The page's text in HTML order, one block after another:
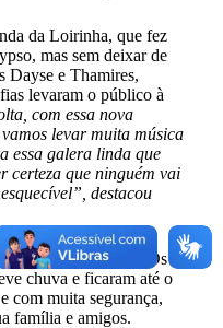
da Loirinha, que fez
mas sem deixar de
Dayse e Thamires,
levaram o público à
com essa nova
levar muita música
essa galera linda que
certeza que ninguém vai
destacou
foi inesquecível. Os
chuva e ficaram até o
com muita segurança,
família e amigos.